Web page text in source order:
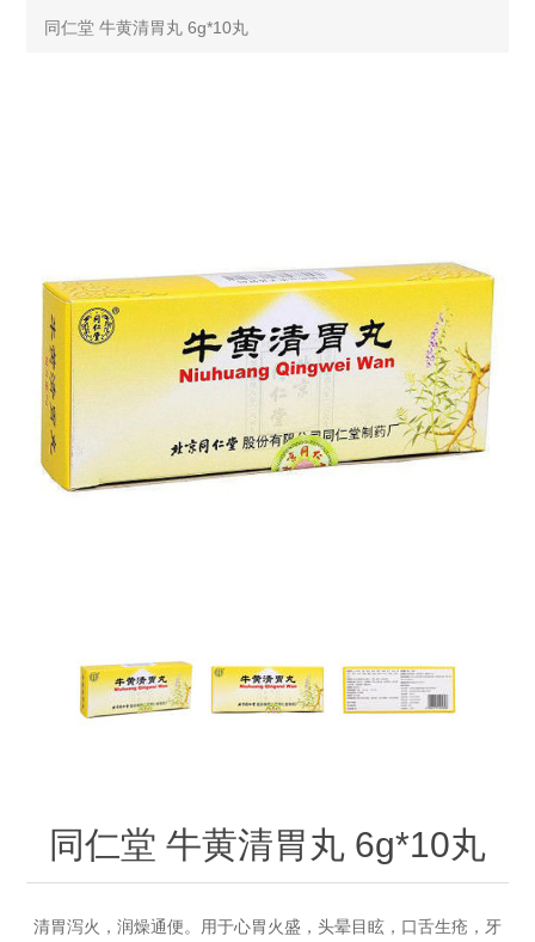
同仁堂 牛黄清胃丸 6g*10丸
同仁堂 牛黄清胃丸 6g*10丸
清胃泻火，润燥通便。用于心胃火盛，头晕目眩，口舌生疮，牙